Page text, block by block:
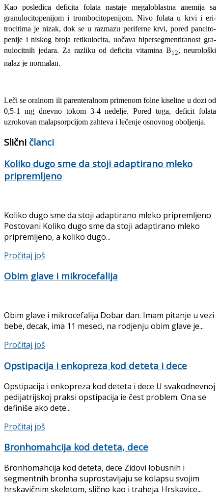
Kao posledica deficita folata nastaje megaloblastna anemija sa
granulocitopenijom i trombocitopenijom. Nivo folata u krvi i eri­
trocitima je nizak, dok se u razmazu periferne krvi, pored pancito-
penije i niskog broja retikulocita, uočava hipersegmentiranost gra-
nulocitnih jedara. Za razliku od deficita vitamina B12, neurološki
nalaz je normalan.
Leči se oralnom ili parenteralnom primenom folne kiseline u dozi od
0,5-1 mg dnevno tokom 3-4 nedelje. Pored toga, deficit folata
uzrokovan malapsorpcijom zahteva i lečenje osnovnog obo­ljenja.
Slični članci
Koliko dugo sme da stoji adaptirano mleko
pripremljeno
Koliko dugo sme da stoji adaptirano mleko pripremljeno
Postovani Koliko dugo sme da stoji adaptirano mleko
pripremljeno, a koliko dugo...
Pročitaj još
Obim glave i mikrocefalija
Obim glave i mikrocefalija Dobar dan. Imam pitanje u vezi
bebe, decak, ima 11 meseci, na rodjenju obim glave je...
Pročitaj još
Opstipacija i enkopreza kod deteta i dece
Opstipacija i enkopreza kod deteta i dece U svakodnevnoj
pedijatrijskoj praksi opstipacija ie čest pro­blem. Ona se
definiše ako dete...
Pročitaj još
Bronhomahcija kod deteta, dece
Bronhomahcija kod deteta, dece Zidovi lobusnih i
segmentnih bronha suprostavljaju se kolapsu svojim
hrskavičnim skeletom, slično kao i traheja. Hrskavice...